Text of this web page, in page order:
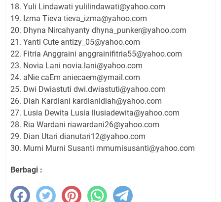
18. Yuli Lindawati yulilindawati@yahoo.com
19. Izma Tieva tieva_izma@yahoo.com
20. Dhyna Nircahyanty dhyna_punker@yahoo.com
21. Yanti Cute antizy_05@yahoo.com
22. Fitria Anggraini anggrainifitria55@yahoo.com
23. Novia Lani novia.lani@yahoo.com
24. aNie caEm aniecaem@ymail.com
25. Dwi Dwiastuti dwi.dwiastuti@yahoo.com
26. Diah Kardiani kardianidiah@yahoo.com
27. Lusia Dewita Lusia llusiadewita@yahoo.com
28. Ria Wardani riawardani26@yahoo.com
29. Dian Utari dianutari12@yahoo.com
30. Murni Murni Susanti mmurnisusanti@yahoo.com
Berbagi :